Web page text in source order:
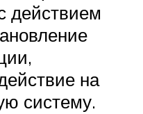
действием
на
систему.